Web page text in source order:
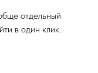
отдельный
в один клик.